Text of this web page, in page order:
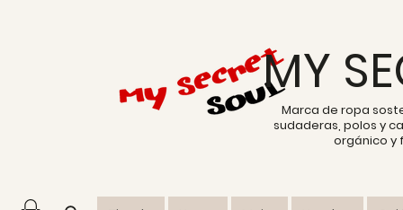
MY
Marca de ropa
sudaderas, polos y
orgánico y